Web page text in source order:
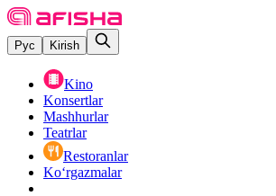
Рус Kirish
Kino
Konsertlar
Mashhurlar
Teatrlar
Restoranlar
Ko‘rgazmalar